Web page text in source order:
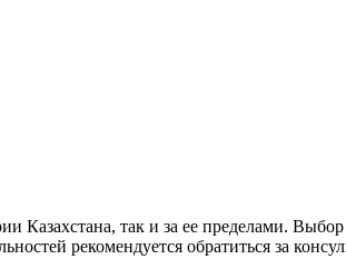
Казахстана, так и за ее пределами.
рекомендуется обратиться за